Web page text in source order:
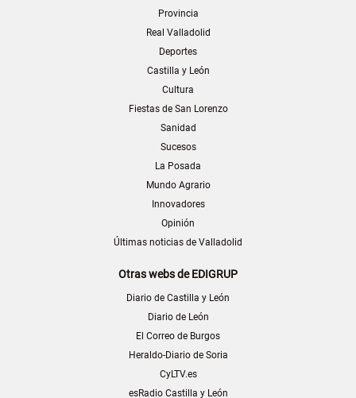
Provincia
Real Valladolid
Deportes
Castilla y León
Cultura
Fiestas de San Lorenzo
Sanidad
Sucesos
La Posada
Mundo Agrario
Innovadores
Opinión
Últimas noticias de Valladolid
Otras webs de EDIGRUP
Diario de Castilla y León
Diario de León
El Correo de Burgos
Heraldo-Diario de Soria
CyLTV.es
esRadio Castilla y León